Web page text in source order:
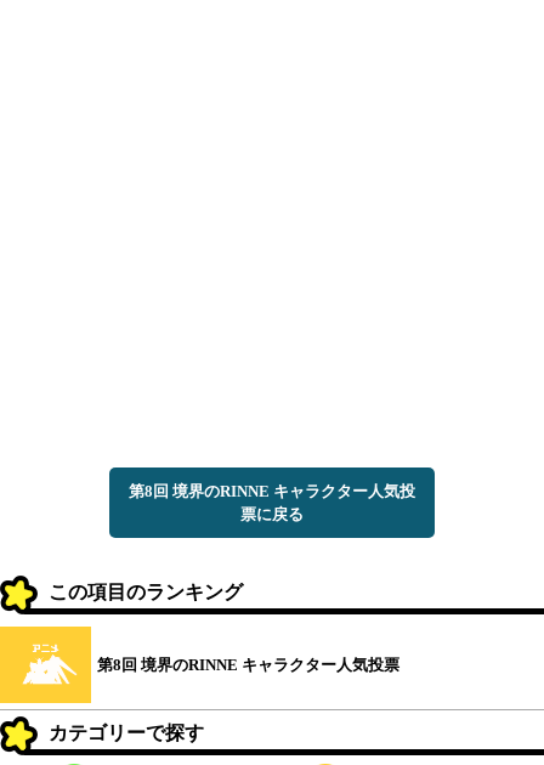
第8回 境界のRINNE キャラクター人気投
票に戻る
この項目のランキング
第8回 境界のRINNE キャラクター人気投票
カテゴリーで探す